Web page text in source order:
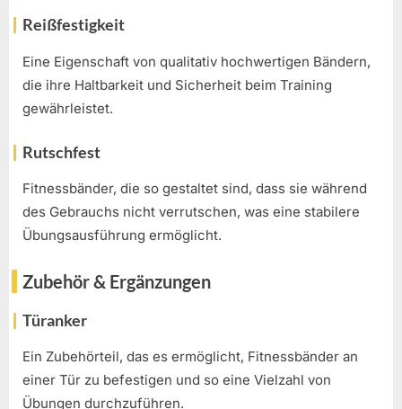
Reißfestigkeit
Eine Eigenschaft von qualitativ hochwertigen Bändern,
die ihre Haltbarkeit und Sicherheit beim Training
gewährleistet.
Rutschfest
Fitnessbänder, die so gestaltet sind, dass sie während
des Gebrauchs nicht verrutschen, was eine stabilere
Übungsausführung ermöglicht.
Zubehör & Ergänzungen
Türanker
Ein Zubehörteil, das es ermöglicht, Fitnessbänder an
einer Tür zu befestigen und so eine Vielzahl von
Übungen durchzuführen.